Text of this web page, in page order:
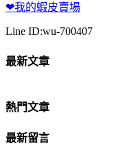
❤我的蝦皮賣場
Line ID:wu-700407
最新文章
熱門文章
最新留言